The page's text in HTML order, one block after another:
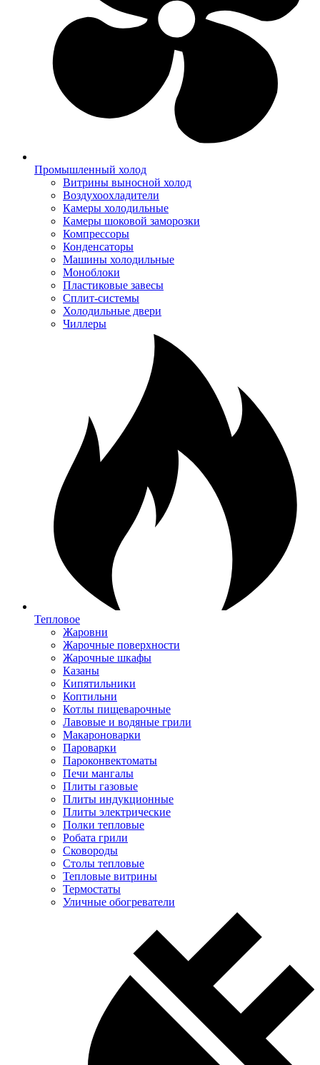
Промышленный холод
Витрины выносной холод
Воздухоохладители
Камеры холодильные
Камеры шоковой заморозки
Компрессоры
Конденсаторы
Машины холодильные
Моноблоки
Пластиковые завесы
Сплит-системы
Холодильные двери
Чиллеры
Тепловое
Жаровни
Жарочные поверхности
Жарочные шкафы
Казаны
Кипятильники
Коптильни
Котлы пищеварочные
Лавовые и водяные грили
Макароноварки
Пароварки
Пароконвектоматы
Печи мангалы
Плиты газовые
Плиты индукционные
Плиты электрические
Полки тепловые
Робата грили
Сковороды
Столы тепловые
Тепловые витрины
Термостаты
Уличные обогреватели